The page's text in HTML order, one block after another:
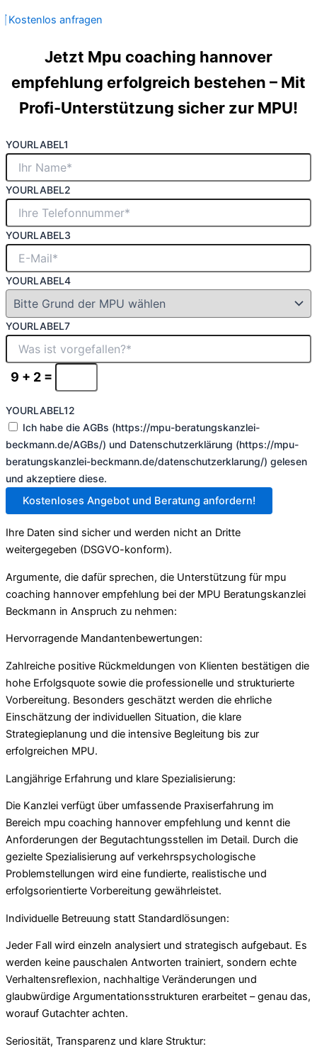
Kostenlos anfragen
Jetzt Mpu coaching hannover
empfehlung erfolgreich bestehen – Mit
Profi-Unterstützung sicher zur MPU!
YOURLABEL1
YOURLABEL2
YOURLABEL3
YOURLABEL4
YOURLABEL7
9 + 2 =
YOURLABEL12
Ich habe die AGBs (https://mpu-beratungskanzlei-
beckmann.de/AGBs/) und Datenschutzerklärung (https://mpu-
beratungskanzlei-beckmann.de/datenschutzerklarung/) gelesen
und akzeptiere diese.
Kostenloses Angebot und Beratung anfordern!
Ihre Daten sind sicher und werden nicht an Dritte
weitergegeben (DSGVO-konform).
Argumente, die dafür sprechen, die Unterstützung für mpu
coaching hannover empfehlung bei der MPU Beratungskanzlei
Beckmann in Anspruch zu nehmen:
Hervorragende Mandantenbewertungen:
Zahlreiche positive Rückmeldungen von Klienten bestätigen die
hohe Erfolgsquote sowie die professionelle und strukturierte
Vorbereitung. Besonders geschätzt werden die ehrliche
Einschätzung der individuellen Situation, die klare
Strategieplanung und die intensive Begleitung bis zur
erfolgreichen MPU.
Langjährige Erfahrung und klare Spezialisierung:
Die Kanzlei verfügt über umfassende Praxiserfahrung im
Bereich mpu coaching hannover empfehlung und kennt die
Anforderungen der Begutachtungsstellen im Detail. Durch die
gezielte Spezialisierung auf verkehrspsychologische
Problemstellungen wird eine fundierte, realistische und
erfolgsorientierte Vorbereitung gewährleistet.
Individuelle Betreuung statt Standardlösungen:
Jeder Fall wird einzeln analysiert und strategisch aufgebaut. Es
werden keine pauschalen Antworten trainiert, sondern echte
Verhaltensreflexion, nachhaltige Veränderungen und
glaubwürdige Argumentationsstrukturen erarbeitet – genau das,
worauf Gutachter achten.
Seriosität, Transparenz und klare Struktur: